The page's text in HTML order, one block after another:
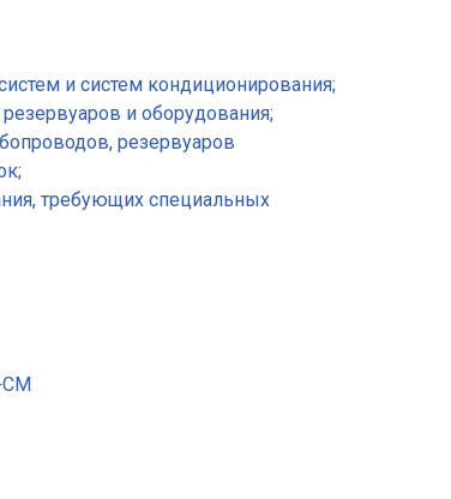
и систем кондиционирования;
и оборудования;
резервуаров
требующих специальных